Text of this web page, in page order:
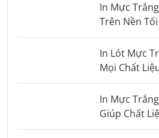
In Mực
Trên Nền
In Lót Mực
Mọi Chất
In Mực
Giúp Chất